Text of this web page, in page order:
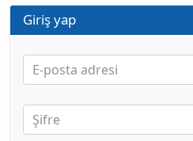
Giriş yap
E-posta adresi
Şifre